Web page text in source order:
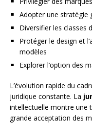
Adopter une stratégie
Diversifier les classes
Protéger le design et
modèles
Explorer l’option des
L’évolution rapide du
juridique constante. La
intellectuelle montre une
grande acceptation des